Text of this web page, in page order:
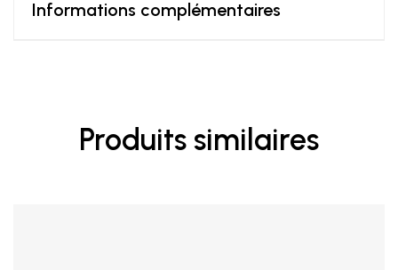
Informations complémentaires
Produits similaires